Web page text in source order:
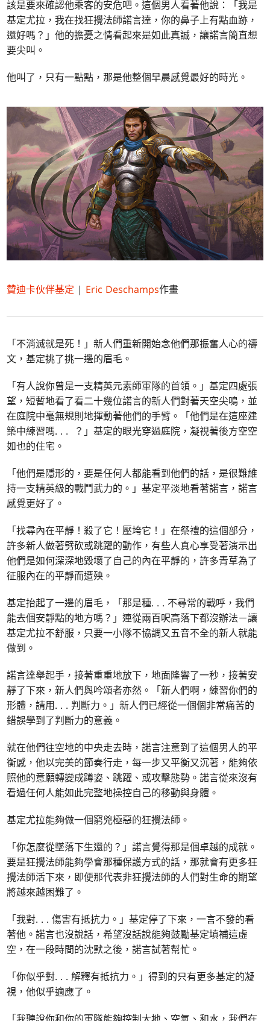
該是要來確認他乘客的安危吧。這個男人看著他說：「我是
基定尤拉，我在找狂攪法師諾言達，你的鼻子上有點血跡，
還好嗎？」他的擔憂之情看起來是如此真誠，讓諾言簡直想
要尖叫。
他叫了，只有一點點，那是他整個早晨感覺最好的時光。
贊迪卡伙伴基定 | Eric Deschamps作畫
「不消滅就是死！」新人們重新開始念他們那振奮人心的禱
文，基定挑了挑一邊的眉毛。
「有人說你曾是一支精英元素師軍隊的首領。」基定四處張
望，短暫地看了看二十幾位諾言的新人們對著天空尖鳴，並
在庭院中毫無規則地揮動著他們的手臂。「他們是在這座建
築中練習嗎. . . ？」基定的眼光穿過庭院，凝視著後方空空
如也的住宅。
「他們是隱形的，要是任何人都能看到他們的話，是很難維
持一支精英級的戰鬥武力的。」基定平淡地看著諾言，諾言
感覺更好了。
「找尋內在平靜！殺了它！壓垮它！」在祭禮的這個部分，
許多新人做著劈砍或跳躍的動作，有些人真心享受著演示出
他們是如何深深地毀壞了自己的內在平靜的，許多青草為了
征服內在的平靜而遭殃。
基定抬起了一邊的眉毛，「那是種. . . 不尋常的戰呼，我們
能去個安靜點的地方嗎？」連從兩百呎高落下都沒辦法－讓
基定尤拉不舒服，只要一小隊不協調又五音不全的新人就能
做到。
諾言達舉起手，接著重重地放下，地面隆響了一秒，接著安
靜了下來，新人們與吟頌者亦然。「新人們啊，練習你們的
形體，請用. . . 判斷力。」新人們已經從一個個非常痛苦的
錯誤學到了判斷力的意義。
就在他們往空地的中央走去時，諾言注意到了這個男人的平
衡感，他以完美的節奏行走，每一步又平衡又沉著，能夠依
照他的意願轉變成蹲姿、跳躍、或攻擊態勢。諾言從來沒有
看過任何人能如此完整地操控自己的移動與身體。
基定尤拉能夠做一個窮兇極惡的狂攪法師。
「你怎麼從墜落下生還的？」諾言覺得那是個卓越的成就。
要是狂攪法師能夠學會那種保護方式的話，那就會有更多狂
攪法師活下來，即便那代表非狂攪法師的人們對生命的期望
將越來越困難了。
「我對. . . 傷害有抵抗力。」基定停了下來，一言不發的看
著他。諾言也沒說話，希望沒話說能夠鼓勵基定填補這虛
空，在一段時間的沈默之後，諾言試著幫忙。
「你似乎對. . . 解釋有抵抗力。」得到的只有更多基定的凝
視，他似乎適應了。